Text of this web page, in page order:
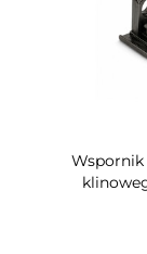
Wspornik